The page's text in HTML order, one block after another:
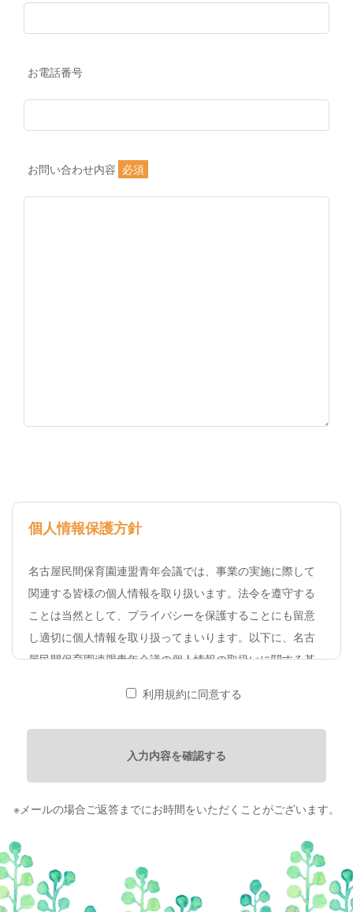
お電話番号
お問い合わせ内容 必須
個人情報保護方針
名古屋民間保育園連盟青年会議では、事業の実施に際して
関連する皆様の個人情報を取り扱います。法令を遵守する
ことは当然として、プライバシーを保護することにも留意
し適切に個人情報を取り扱ってまいります。以下に、名古
屋民間保育園連盟青年会議の個人情報の取扱いに関する基
人情報の適正な取り扱いに関し､個人情報の保護に関する法
ならびに関連する法令を遵守します｡
適切な取得､利用､提供
・本会は、個人情報を適法かつ公正な手段によって取得し
ます｡その際には､利用目的や利用範囲を明確にして､これを
本人に通知する又は公表します｡ 具体的な取得方法は、個人
情報に関する公表事項一覧表の中で可能な限り明記しま
利用規約に同意する
入力内容を確認する
※メールの場合ご返答までにお時間をいただくことがございます。